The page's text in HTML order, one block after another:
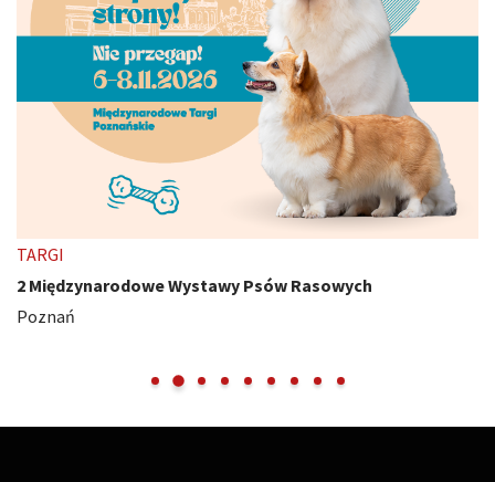
TARGI
2 Międzynarodowe Wystawy Psów Rasowych
Poznań